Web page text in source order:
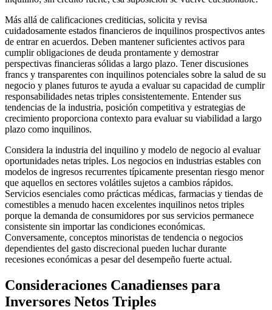
Más allá de calificaciones crediticias, solicita y revisa
cuidadosamente estados financieros de inquilinos prospectivos antes
de entrar en acuerdos. Deben mantener suficientes activos para
cumplir obligaciones de deuda prontamente y demostrar
perspectivas financieras sólidas a largo plazo. Tener discusiones
francs y transparentes con inquilinos potenciales sobre la salud de su
negocio y planes futuros te ayuda a evaluar su capacidad de cumplir
responsabilidades netas triples consistentemente. Entender sus
tendencias de la industria, posición competitiva y estrategias de
crecimiento proporciona contexto para evaluar su viabilidad a largo
plazo como inquilinos.
Considera la industria del inquilino y modelo de negocio al evaluar
oportunidades netas triples. Los negocios en industrias estables con
modelos de ingresos recurrentes típicamente presentan riesgo menor
que aquellos en sectores volátiles sujetos a cambios rápidos.
Servicios esenciales como prácticas médicas, farmacias y tiendas de
comestibles a menudo hacen excelentes inquilinos netos triples
porque la demanda de consumidores por sus servicios permanece
consistente sin importar las condiciones económicas.
Conversamente, conceptos minoristas de tendencia o negocios
dependientes del gasto discrecional pueden luchar durante
recesiones económicas a pesar del desempeño fuerte actual.
Consideraciones Canadienses para
Inversores Netos Triples